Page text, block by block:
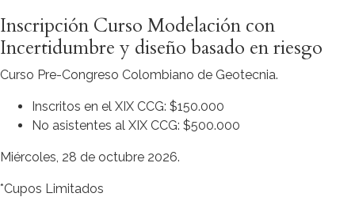
Inscripción Curso Modelación con
Incertidumbre y diseño basado en riesgo
Curso Pre-Congreso Colombiano de Geotecnia.
Inscritos en el XIX CCG: $150.000
No asistentes al XIX CCG: $500.000
Miércoles, 28 de octubre 2026.
*Cupos Limitados